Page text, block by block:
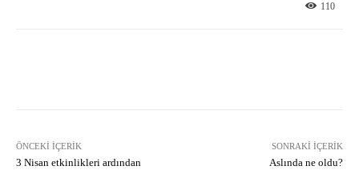
110
ÖNCEKI İÇERIK
3 Nisan etkinlikleri ardından
SONRAKI İÇERIK
Aslında ne oldu?